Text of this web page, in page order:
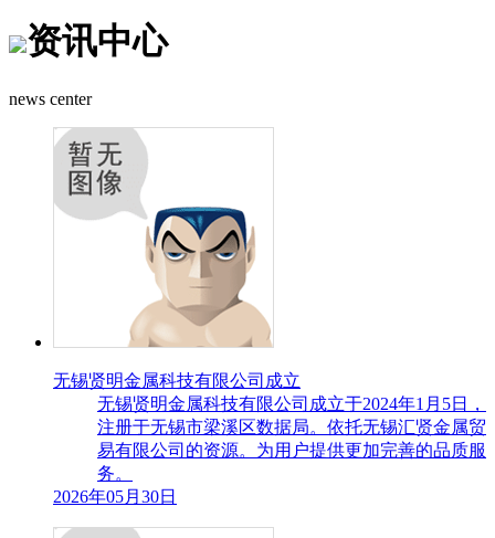
资讯中心
news center
无锡贤明金属科技有限公司成立
无锡贤明金属科技有限公司成立于2024年1月5日，
注册于无锡市梁溪区数据局。依托无锡汇贤金属贸
易有限公司的资源。为用户提供更加完善的品质服
务。
2026年05月30日